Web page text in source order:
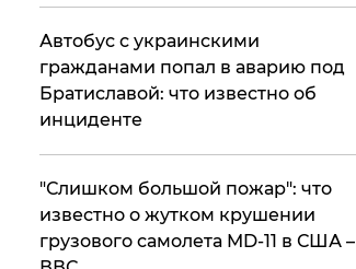
Автобус с украинскими
гражданами попал в аварию под
Братиславой: что известно об
инциденте
"Слишком большой пожар": что
известно о жутком крушении
грузового самолета MD-11 в США –